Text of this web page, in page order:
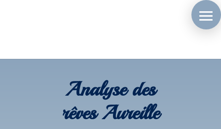
Analyse des
rêves Aureille